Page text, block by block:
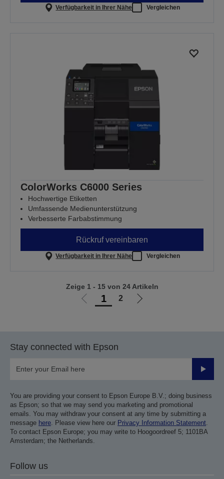
Verfügbarkeit in Ihrer Nähe Vergleichen
ColorWorks C6000 Series
Hochwertige Etiketten
Umfassende Medienunterstützung
Verbesserte Farbabstimmung
Rückruf vereinbaren
Verfügbarkeit in Ihrer Nähe Vergleichen
Zur 1 2
Zur
Zeige 1 - 15 von 24 Artikeln
Stay connected with Epson
Submit
You are providing your consent to Epson Europe B.V.; doing business
as Epson; so that we may send you marketing and promotional
emails. You may withdraw your consent at any time by submitting a
message here. Please view here our Privacy Information Statement.
To contact Epson Europe; you may write to Hoogoordreef 5; 1101BA
Amsterdam; the Netherlands.
Follow us